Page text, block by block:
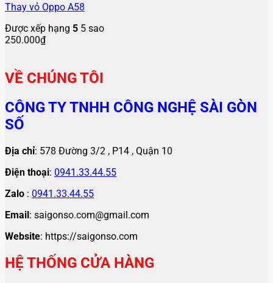
Thay vỏ Oppo A58
Được xếp hạng 5 5 sao
250.000₫
VỀ CHÚNG TÔI
CÔNG TY TNHH CÔNG NGHỆ SÀI GÒN
SỐ
Địa chỉ: 578 Đường 3/2 , P14 , Quận 10
Điện thoại: 0941.33.44.55
Zalo : 0941.33.44.55
Email : saigonso.com@gmail.com
Website: https://saigonso.com
HỆ THỐNG CỬA HÀNG